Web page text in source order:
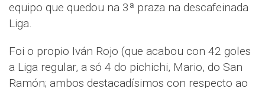
equipo que quedou na 3ª praza na descafeinada
Liga.
Foi o propio Iván Rojo (que acabou con 42 goles
a Liga regular, a só 4 do pichichi, Mario, do San
Ramón; ambos destacadísimos con respecto ao